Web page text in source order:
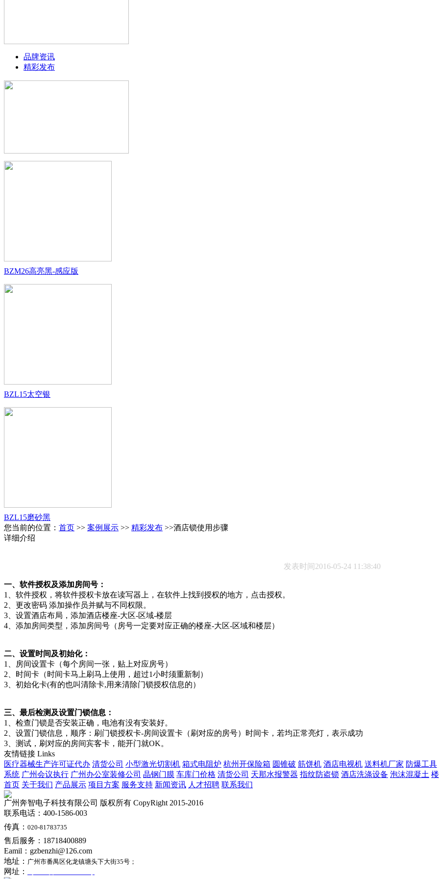
品牌资讯
精彩发布
BZM26高亮黑-感应版
BZL15太空银
BZL15磨砂黑
您当前的位置： 首页 >> 案例展示 >> 精彩发布 >>酒店锁使用步骤
详细介绍
发表时间2016-05-24 11:38:40
一、软件授权及添加房间号：
1、软件授权，将软件授权卡放在读写器上，在软件上找到授权的地方，点击授权。
2、更改密码 添加操作员并赋与不同权限。
3、设置酒店布局，添加酒店楼座-大区-区域-楼层
4、添加房间类型，添加房间号（房号一定要对应正确的楼座-大区-区域和楼层）
二、设置时间及初始化：
1、房间设置卡（每个房间一张，贴上对应房号）
2、时间卡（时间卡马上刷马上使用，超过1小时须重新制）
3、初始化卡(有的也叫清除卡,用来清除门锁授权信息的）
三、最后检测及设置门锁信息：
1、检查门锁是否安装正确，电池有没有安装好。
2、设置门锁信息，顺序：刷门锁授权卡-房间设置卡（刷对应的房号）时间卡，若均正常亮灯，表示成功
3、测试，刷对应的房间宾客卡，能开门就OK。
友情链接 Links
医疗器械生产许可证代办 清货公司 小型激光切割机 箱式电阻炉 杭州开保险箱 圆锥破 筋饼机 酒店电视机 送料机厂家 防爆工具
系统 广州会议执行 广州办公室装修公司 晶钢门膜 车库门价格 清货公司 天那水报警器 指纹防盗锁 酒店洗涤设备 泡沫混凝土
首页 关于我们 产品展示 项目方案 服务支持 新闻资讯 人才招聘 联系我们
广州奔智电子科技有限公司 版权所有 CopyRight 2015-2016
联系电话：400-1586-003
传真： 020-81783735
售后服务：18718400889
Eamil：gzbenzhi@126.com
地址： 广州市番禺区化龙镇塘头下大街35号；
网址：